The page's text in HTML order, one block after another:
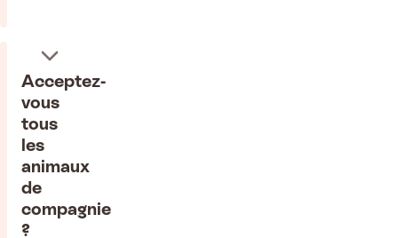
Acceptez-
vous
tous
les
animaux
de
compagnie
?